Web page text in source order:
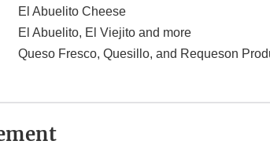
El Abuelito Cheese
El Abuelito, El Viejito and more
Queso Fresco, Quesillo, and Requeson